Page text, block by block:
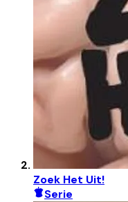
Zoek Het Uit!
Serie